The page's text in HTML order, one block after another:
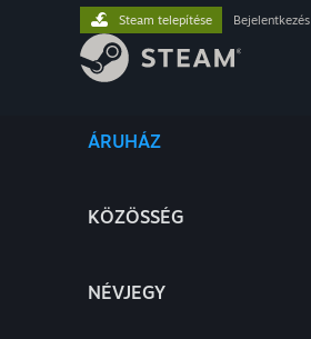
ÁRUHÁZ
KÖZÖSSÉG
NÉVJEGY
Steam telepítése Bejelentkezés